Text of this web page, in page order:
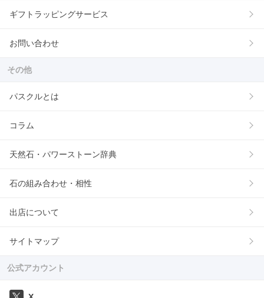
ギフトラッピングサービス
お問い合わせ
その他
パスクルとは
コラム
天然石・パワーストーン辞典
石の組み合わせ・相性
出店について
サイトマップ
公式アカウント